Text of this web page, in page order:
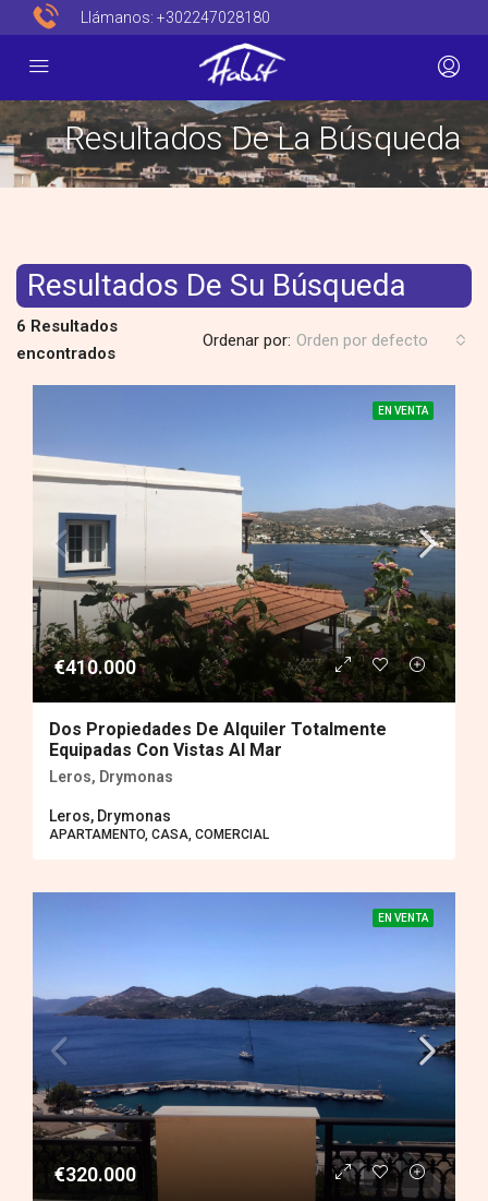
Llámanos: +302247028180
Resultados De La Búsqueda
Resultados De Su Búsqueda
6 Resultados
encontrados
Ordenar por: Orden por defecto
EN VENTA
€410.000
Dos Propiedades De Alquiler Totalmente
Equipadas Con Vistas Al Mar
Leros, Drymonas
Leros, Drymonas
APARTAMENTO, CASA, COMERCIAL
EN VENTA
€320.000